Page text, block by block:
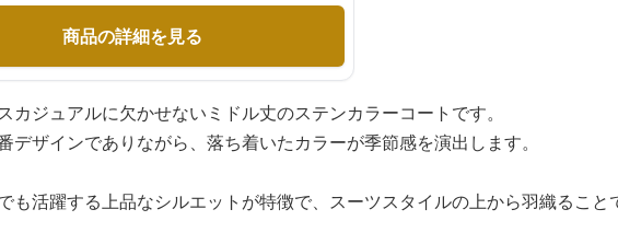
商品の詳細を見る
カジュアルに欠かせないミドル丈のステンカラーコートです。
デザインでありながら、落ち着いたカラーが季節感を演出します。
も活躍する上品なシルエットが特徴で、スーツスタイルの上から羽織ること